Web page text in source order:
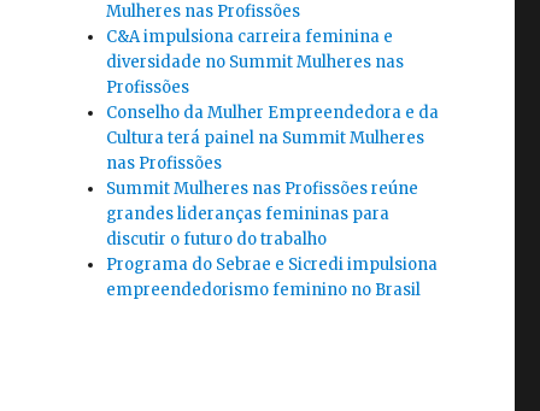
Mulheres nas Profissões
C&A impulsiona carreira feminina e
diversidade no Summit Mulheres nas
Profissões
Conselho da Mulher Empreendedora e da
Cultura terá painel na Summit Mulheres
nas Profissões
Summit Mulheres nas Profissões reúne
grandes lideranças femininas para
discutir o futuro do trabalho
Programa do Sebrae e Sicredi impulsiona
empreendedorismo feminino no Brasil